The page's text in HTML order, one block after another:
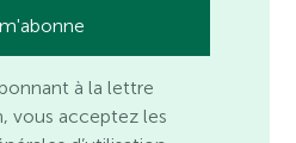
à la lettre
vous acceptez les